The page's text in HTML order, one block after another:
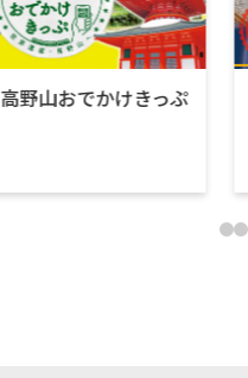
高野山おでかけきっぷ